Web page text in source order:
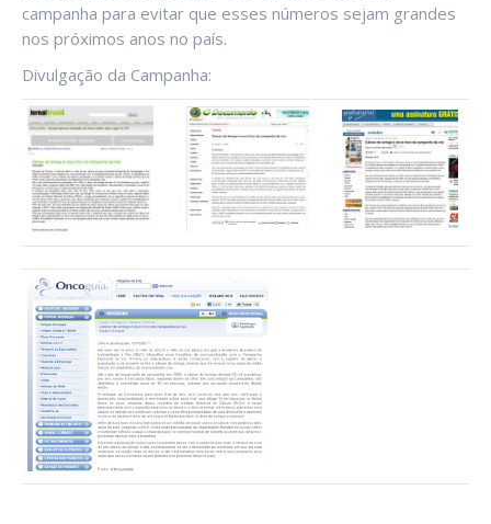
campanha para evitar que esses números sejam grandes
nos próximos anos no país.
Divulgação da Campanha: